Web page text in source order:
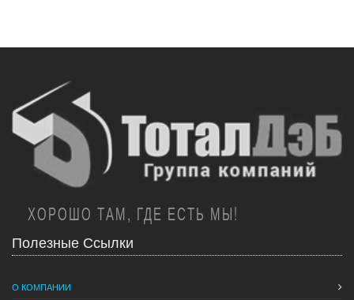
ХОРОШО ТАМ, ГДЕ ЕСТЬ МЫ!
Полезные Ссылки
О КОМПАНИИ